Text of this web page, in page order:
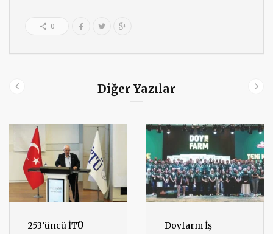
0
Diğer Yazılar
253’üncü İTÜ
Doyfarm İş